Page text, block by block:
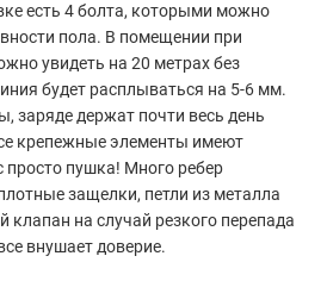
есть 4 болта, которыми можно
пола. В помещении при
увидеть на 20 метрах без
будет расплываться на 5-6 мм.
заряде держат почти весь день
крепежные элементы имеют
просто пушка! Много ребер
защелки, петли из металла
на случай резкого перепада
внушает доверие.